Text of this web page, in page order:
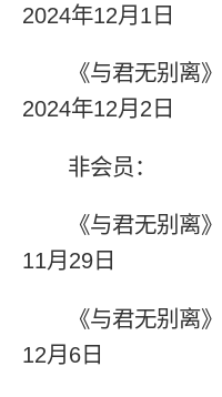
2024年12月1日
《与君无别离
2024年12月2日
非会员：
《与君无别离
11月29日
《与君无别离
12月6日